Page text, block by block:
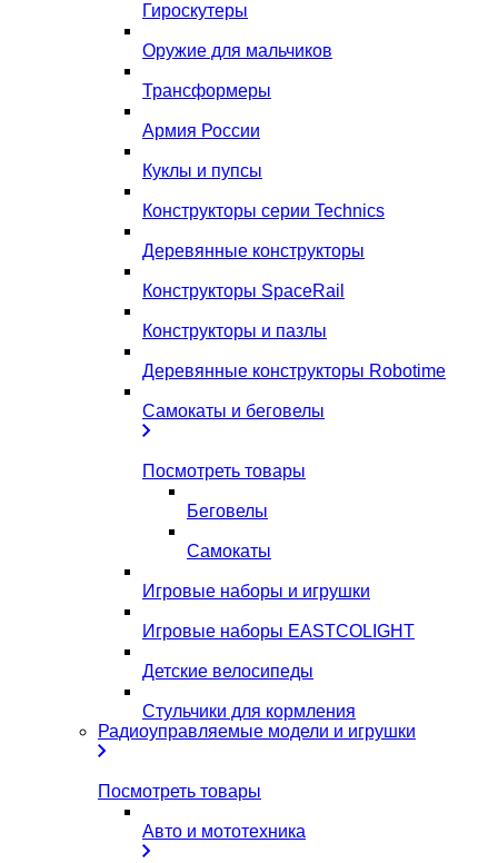
Гироскутеры
Оружие для мальчиков
Трансформеры
Армия России
Куклы и пупсы
Конструкторы серии Technics
Деревянные конструкторы
Конструкторы SpaceRail
Конструкторы и пазлы
Деревянные конструкторы Robotime
Самокаты и беговелы
Посмотреть товары
Беговелы
Самокаты
Игровые наборы и игрушки
Игровые наборы EASTCOLIGHT
Детские велосипеды
Стульчики для кормления
Радиоуправляемые модели и игрушки
Посмотреть товары
Авто и мототехника